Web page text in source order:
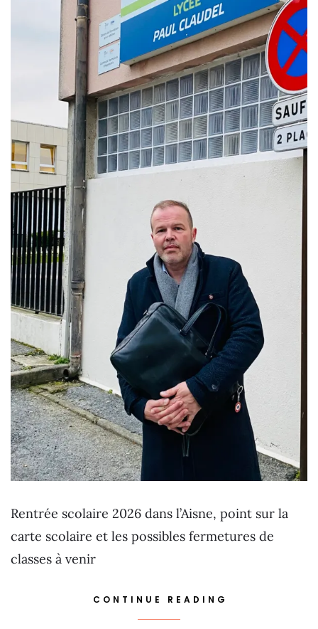
Rentrée scolaire 2026 dans l’Aisne, point sur la
carte scolaire et les possibles fermetures de
classes à venir
CONTINUE READING